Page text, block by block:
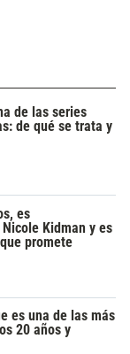
de las series
de qué se trata y
es
Kidman y es
promete
es una de las más
20 años y